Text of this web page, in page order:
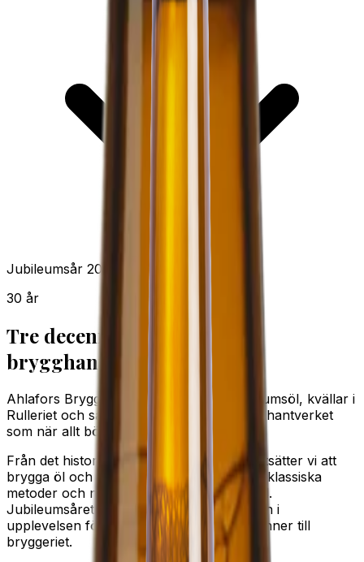
Jubileumsår 2026
30 år
Tre decennier av lokalt
brygghantverk
Ahlafors Bryggerier firar 30 år med jubileumsöl, kvällar i
Rulleriet och samma småskaliga kärlek till hantverket
som när allt började 1996.
Från det historiska spinneriet i Alafors fortsätter vi att
brygga öl och cider med lokal förankring, klassiska
metoder och nyfikenhet inför nästa kapitel.
Jubileumsåret får ta plats både i glaset och i
upplevelsen för besökare, kunder och vänner till
bryggeriet.